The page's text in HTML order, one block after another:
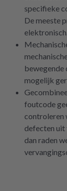
specifieke
De meeste
bewegende
mogelijk
foutcode
controleren
defecten uit
dan raden